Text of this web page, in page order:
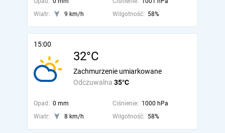
Wiatr:
9 km/h Wilgotność: 58%
15:00
32°C
Odczuwalna 35°C
Zachmurzenie umiarkowane
Opad: 0 mm Ciśnienie: 1000 hPa
Wiatr:
8 km/h Wilgotność: 58%